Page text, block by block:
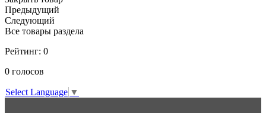
Предыдущий
Следующий
Все товары раздела
Рейтинг: 0
0 голосов
Select Language ▼